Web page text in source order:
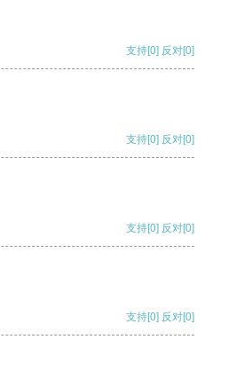
支持[0] 反对[0]
支持[0] 反对[0]
支持[0] 反对[0]
支持[0] 反对[0]